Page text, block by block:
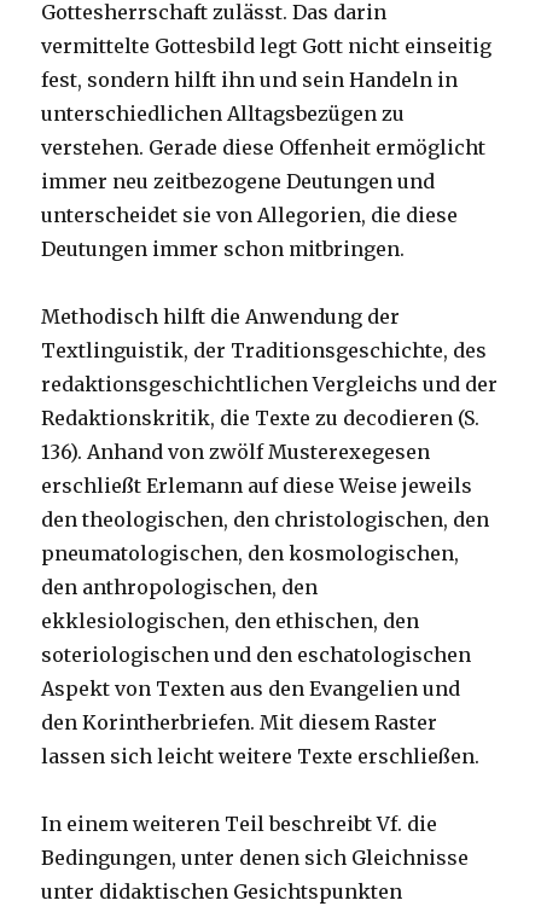
Gottesherrschaft zulässt. Das darin
vermittelte Gottesbild legt Gott nicht einseitig
fest, sondern hilft ihn und sein Handeln in
unterschiedlichen Alltagsbezügen zu
verstehen. Gerade diese Offenheit ermöglicht
immer neu zeitbezogene Deutungen und
unterscheidet sie von Allegorien, die diese
Deutungen immer schon mitbringen.
Methodisch hilft die Anwendung der
Textlinguistik, der Traditionsgeschichte, des
redaktionsgeschichtlichen Vergleichs und der
Redaktionskritik, die Texte zu decodieren (S.
136). Anhand von zwölf Musterexegesen
erschließt Erlemann auf diese Weise jeweils
den theologischen, den christologischen, den
pneumatologischen, den kosmologischen,
den anthropologischen, den
ekklesiologischen, den ethischen, den
soteriologischen und den eschatologischen
Aspekt von Texten aus den Evangelien und
den Korintherbriefen. Mit diesem Raster
lassen sich leicht weitere Texte erschließen.
In einem weiteren Teil beschreibt Vf. die
Bedingungen, unter denen sich Gleichnisse
unter didaktischen Gesichtspunkten